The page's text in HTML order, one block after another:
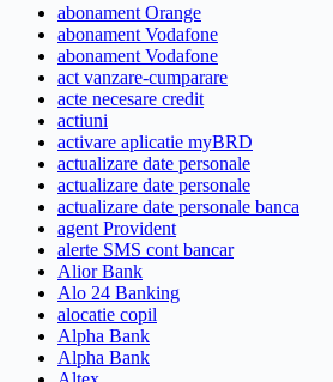
abonament Orange
abonament Vodafone
abonament Vodafone
act vanzare-cumparare
acte necesare credit
actiuni
activare aplicatie myBRD
actualizare date personale
actualizare date personale
actualizare date personale banca
agent Provident
alerte SMS cont bancar
Alior Bank
Alo 24 Banking
alocatie copil
Alpha Bank
Alpha Bank